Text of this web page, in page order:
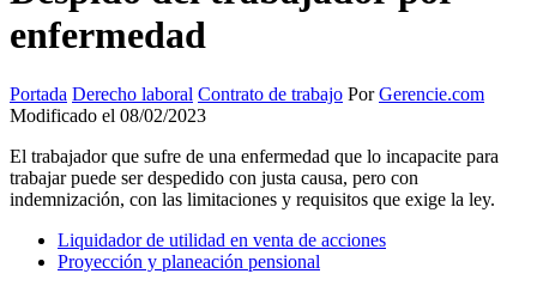
enfermedad
Portada Derecho laboral Contrato de trabajo PorGerencie.com
Modificado el 08/02/2023
El trabajador que sufre de una enfermedad que lo incapacite para
trabajar puede ser despedido con justa causa, pero con
indemnización, con las limitaciones y requisitos que exige la ley.
Liquidador de utilidad en venta de acciones
Proyección y planeación pensional